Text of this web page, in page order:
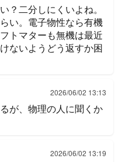
？二分しにくいよね。
い。電子物性なら有機
トマターも無機は最近
ないようどう返すか困
2026/06/02 13:13
が、物理の人に聞くか
2026/06/02 13:19